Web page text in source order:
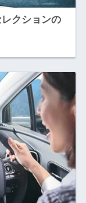
クションの